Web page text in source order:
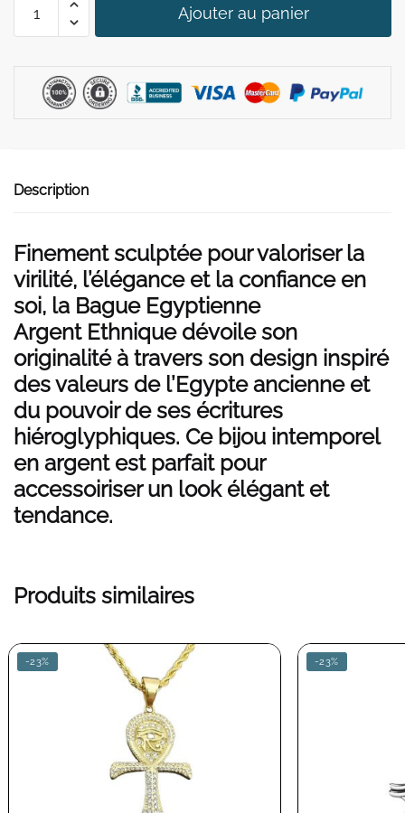
79,90 €.
59,90 €.
Argent
Ethnique
Ajouter au panier
Description
Finement sculptée pour valoriser la
virilité, l’élégance et la confiance en
soi, la Bague Egyptienne
Argent Ethnique dévoile son
originalité à travers son design inspiré
des valeurs de l’Egypte ancienne et
du pouvoir de ses écritures
hiéroglyphiques. Ce bijou intemporel
en argent est parfait pour
accessoiriser un look élégant et
tendance.
Produits similaires
-23% -23%